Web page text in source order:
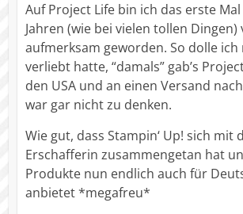
Auf Project Life bin ich das erste
Jahren (wie bei vielen tollen Dingen)
aufmerksam geworden. So dolle ich
verliebt hatte, “damals” gab’s
den USA und an einen Versand
war gar nicht zu denken.
Wie gut, dass Stampin‘ Up! sich mit
Erschafferin zusammengetan hat
Produkte nun endlich auch für
anbietet *megafreu*